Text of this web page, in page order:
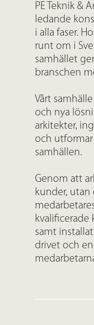
PE Teknik &
ledande
i alla faser.
runt om i
samhället
branschen
Vårt
och nya
arkitekter,
och utformar
samhällen.
Genom att
kunder, utan
samt
drivet och